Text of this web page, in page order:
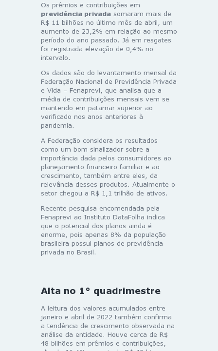
Os prêmios e contribuições em
previdência privada somaram mais de
R$ 11 bilhões no último mês de abril, um
aumento de 23,2% em relação ao mesmo
período do ano passado. Já em resgates
foi registrada elevação de 0,4% no
intervalo.
Os dados são do levantamento mensal da
Federação Nacional de Previdência Privada
e Vida – Fenaprevi, que analisa que a
média de contribuições mensais vem se
mantendo em patamar superior ao
verificado nos anos anteriores à
pandemia.
A Federação considera os resultados
como um bom sinalizador sobre a
importância dada pelos consumidores ao
planejamento financeiro familiar e ao
crescimento, também entre eles, da
relevância desses produtos. Atualmente o
setor chegou a R$ 1,1 trilhão de ativos.
Recente pesquisa encomendada pela
Fenaprevi ao Instituto DataFolha indica
que o potencial dos planos ainda é
enorme, pois apenas 8% da população
brasileira possui planos de previdência
privada no Brasil.
Alta no 1° quadrimestre
A leitura dos valores acumulados entre
janeiro e abril de 2022 também confirma
a tendência de crescimento observada na
análise da entidade. Houve cerca de R$
48 bilhões em prêmios e contribuições,